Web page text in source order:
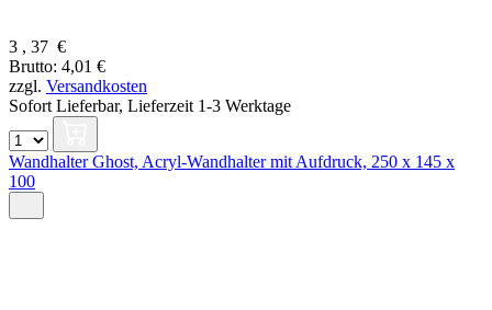
3 , 37 €
Brutto: 4,01 €
zzgl. Versandkosten
Sofort Lieferbar, Lieferzeit 1-3 Werktage
Wandhalter Ghost, Acryl-Wandhalter mit Aufdruck, 250 x 145 x
100